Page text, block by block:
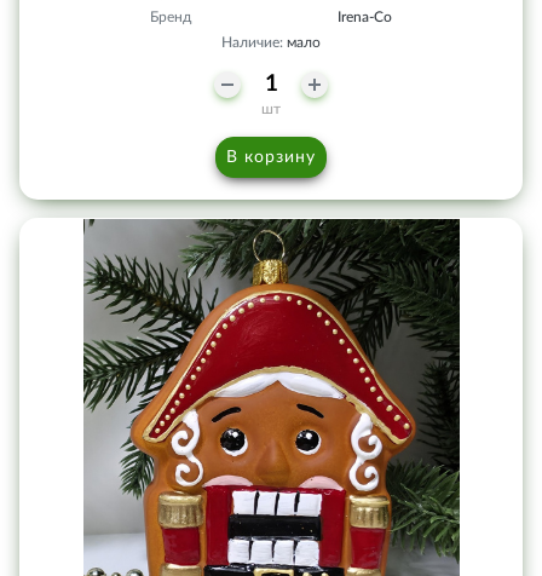
Бренд
Irena-Co
Наличие: мало
шт
В корзину